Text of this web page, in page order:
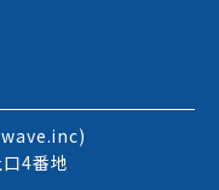
4番地